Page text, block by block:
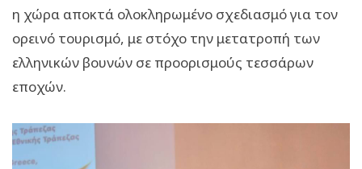
η χώρα αποκτά ολοκληρωμένο σχεδιασμό για τον
ορεινό τουρισμό, με στόχο την μετατροπή των
ελληνικών βουνών σε προορισμούς τεσσάρων
εποχών.